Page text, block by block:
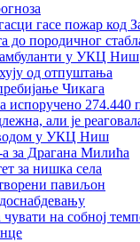
гасе пожар код
до породичног
у УКЦ Ниш
од отпуштања
Чикага
испоручено 274.440
али је
у УКЦ Ниш
за Драгана Милића
за нишка села
павиљон
чувати на собној